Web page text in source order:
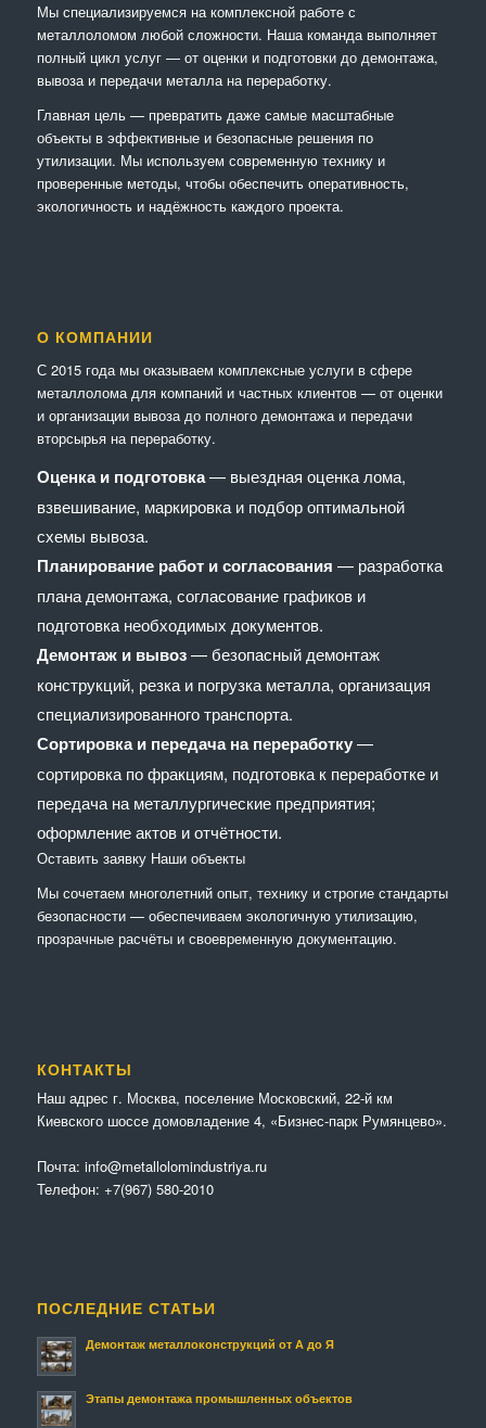
Мы специализируемся на комплексной работе с
металлоломом любой сложности. Наша команда выполняет
полный цикл услуг — от оценки и подготовки до демонтажа,
вывоза и передачи металла на переработку.
Главная цель — превратить даже самые масштабные
объекты в эффективные и безопасные решения по
утилизации. Мы используем современную технику и
проверенные методы, чтобы обеспечить оперативность,
экологичность и надёжность каждого проекта.
О КОМПАНИИ
С 2015 года мы оказываем комплексные услуги в сфере
металлолома для компаний и частных клиентов — от оценки
и организации вывоза до полного демонтажа и передачи
вторсырья на переработку.
Оценка и подготовка— выездная оценка лома,
взвешивание, маркировка и подбор оптимальной
схемы вывоза.
Планирование работ и согласования — разработка
плана демонтажа, согласование графиков и
подготовка необходимых документов.
Демонтаж и вывоз— безопасный демонтаж
конструкций, резка и погрузка металла, организация
специализированного транспорта.
Сортировка и передача на переработку—
сортировка по фракциям, подготовка к переработке и
передача на металлургические предприятия;
оформление актов и отчётности.
Оставить заявку Наши объекты
Мы сочетaем многолетний опыт, технику и строгие стандарты
безопасности — обеспечиваем экологичную утилизацию,
прозрачные расчёты и своевременную документацию.
КОНТАКТЫ
Наш адрес г. Москва, поселение Московский, 22-й км
Киевского шоссе домовладение 4, «Бизнес-парк Румянцево».
Почта: info@metallolomindustriya.ru
Телефон: +7(967) 580-2010
ПОСЛЕДНИЕ СТАТЬИ
Демонтаж металлоконструкций от А до Я
Этапы демонтажа промышленных объектов